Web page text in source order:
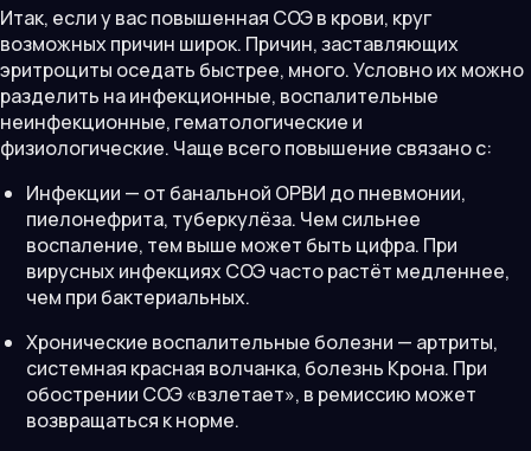
Итак, если у вас повышенная СОЭ в крови, круг
возможных причин широк. Причин, заставляющих
эритроциты оседать быстрее, много. Условно их можно
разделить на инфекционные, воспалительные
неинфекционные, гематологические и
физиологические. Чаще всего повышение связано с:
Инфекции — от банальной ОРВИ до пневмонии,
пиелонефрита, туберкулёза. Чем сильнее
воспаление, тем выше может быть цифра. При
вирусных инфекциях СОЭ часто растёт медленнее,
чем при бактериальных.
Хронические воспалительные болезни — артриты,
системная красная волчанка, болезнь Крона. При
обострении СОЭ «взлетает», в ремиссию может
возвращаться к норме.